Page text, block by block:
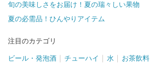
旬の美味しさをお届け！夏の瑞々しい果物
夏の必需品！ひんやりアイテム
注目のカテゴリ
ビール・発泡酒 チューハイ 水 お茶飲料